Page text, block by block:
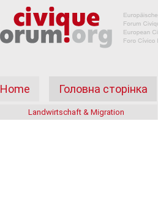
Home Головна сторінка
Landwirtschaft & Migration